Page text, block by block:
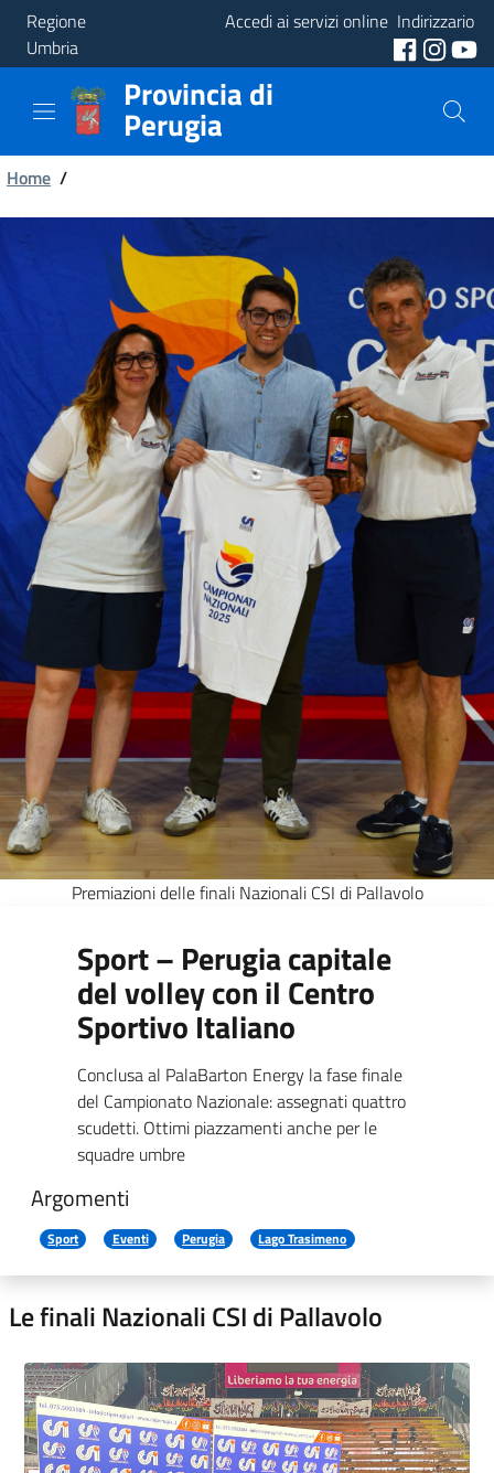
Regione
Umbria
Accedi ai servizi online Indirizzario
Provincia
Aree
Tematiche
Provincia di
Perugia
Briciole
di
pane
Home /
Premiazioni delle finali Nazionali CSI di Pallavolo
Sport – Perugia capitale
del volley con il Centro
Sportivo Italiano
Conclusa al PalaBarton Energy la fase finale
del Campionato Nazionale: assegnati quattro
scudetti. Ottimi piazzamenti anche per le
squadre umbre
Argomenti
Sport Eventi Perugia Lago Trasimeno
Le finali Nazionali CSI di Pallavolo